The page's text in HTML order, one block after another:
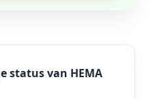
status van HEMA